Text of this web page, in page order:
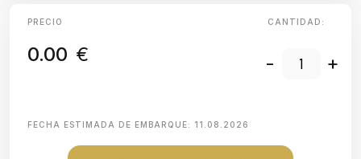
PRECIO
0.00 €
CANTIDAD:
- +
FECHA ESTIMADA DE EMBARQUE: 11.08.2026